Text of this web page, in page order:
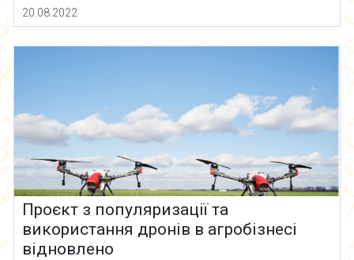
20.08.2022
Проєкт з популяризації та
використання дронів в агробізнесі
відновлено